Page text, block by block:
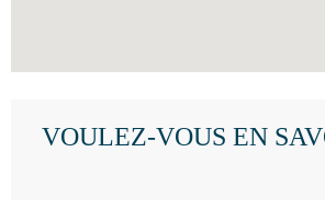
VOULEZ-VOUS EN